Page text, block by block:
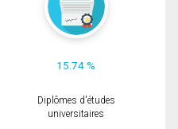
15.74 %
Diplômes d'études
universitaires